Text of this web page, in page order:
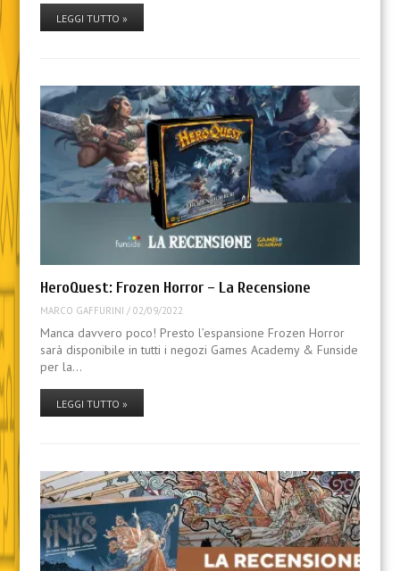
LEGGI TUTTO »
HeroQuest: Frozen Horror – La Recensione
MARCO GAFFURINI / 02/09/2022
Manca davvero poco! Presto l’espansione Frozen Horror
sarà disponibile in tutti i negozi Games Academy & Funside
per la…
LEGGI TUTTO »